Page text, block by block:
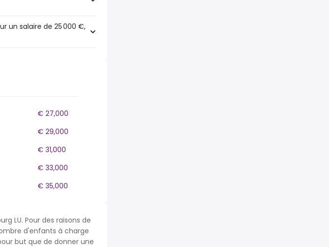
un salaire de 25 000 €,
€ 27,000
€ 29,000
€ 31,000
€ 33,000
€ 35,000
LU. Pour des raisons de
d'enfants à charge
but que de donner une